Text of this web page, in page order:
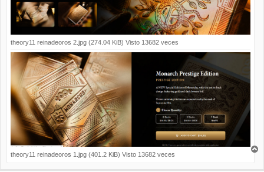
theory11 reinadeoros 2.jpg (274.04 KiB) Visto 13682 veces
theory11 reinadeoros 1.jpg (401.2 KiB) Visto 13682 veces